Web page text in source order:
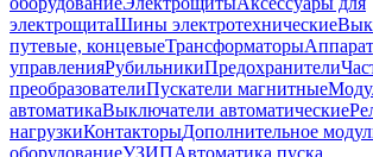
электрощитаШины электротехнические
путевые, концевыеТрансформаторы
управленияРубильникиПредохранители
преобразователиПускатели магнитные
автоматикаВыключатели автоматические
нагрузкиКонтакторыДополнительное
оборудованиеУЗИПАвтоматика пуска